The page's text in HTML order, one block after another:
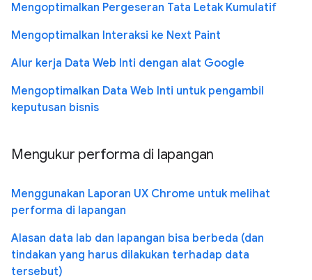
Mengoptimalkan Pergeseran Tata Letak Kumulatif
Mengoptimalkan Interaksi ke Next Paint
Alur kerja Data Web Inti dengan alat Google
Mengoptimalkan Data Web Inti untuk pengambil
keputusan bisnis
Mengukur performa di lapangan
Menggunakan Laporan UX Chrome untuk melihat
performa di lapangan
Alasan data lab dan lapangan bisa berbeda (dan
tindakan yang harus dilakukan terhadap data
tersebut)